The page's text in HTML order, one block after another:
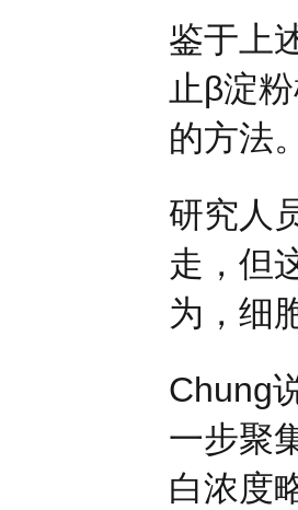
鉴于上
止β淀
的方法
研究人
走，但
为，细
Chung
一步聚
白浓度